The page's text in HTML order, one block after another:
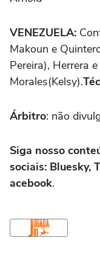
VENEZUELA:
Makoun e
Pereira), Herrera
Morales(Kelsy).
Árbitro: não
Siga nosso
sociais: Bluesky,
acebook.